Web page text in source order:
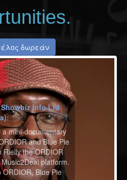
δωρεάν
Info Ltd
mini-documentary
and Blue Pie
Rielly the ORDIOR
platform.
Blue Pie